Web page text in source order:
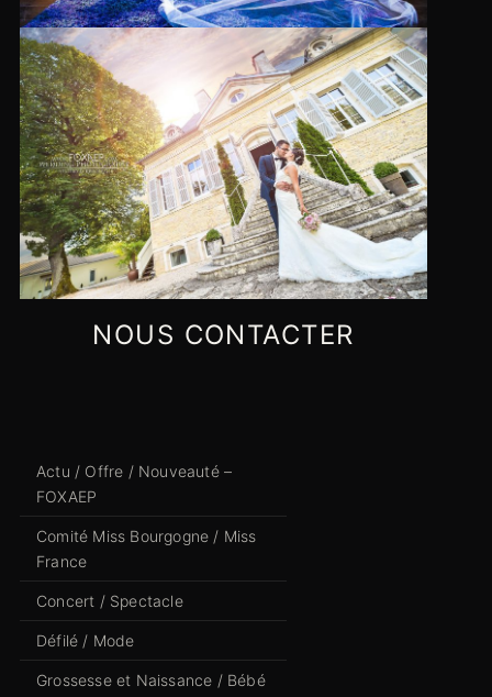
NOUS CONTACTER
Actu / Offre / Nouveauté –
FOXAEP
Comité Miss Bourgogne / Miss
France
Concert / Spectacle
Défilé / Mode
Grossesse et Naissance / Bébé